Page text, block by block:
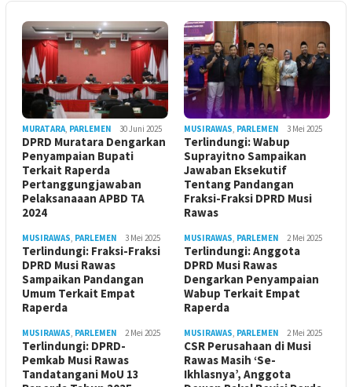
MURATARA, PARLEMEN 30 Juni 2025
DPRD Muratara Dengarkan
Penyampaian Bupati
Terkait Raperda
Pertanggungjawaban
Pelaksanaaan APBD TA
2024
MUSIRAWAS, PARLEMEN 3 Mei 2025
Terlindungi: Wabup
Suprayitno Sampaikan
Jawaban Eksekutif
Tentang Pandangan
Fraksi-Fraksi DPRD Musi
Rawas
MUSIRAWAS, PARLEMEN 3 Mei 2025
Terlindungi: Fraksi-Fraksi
DPRD Musi Rawas
Sampaikan Pandangan
Umum Terkait Empat
Raperda
MUSIRAWAS, PARLEMEN 2 Mei 2025
Terlindungi: Anggota
DPRD Musi Rawas
Dengarkan Penyampaian
Wabup Terkait Empat
Raperda
MUSIRAWAS, PARLEMEN 2 Mei 2025
Terlindungi: DPRD-
Pemkab Musi Rawas
Tandatangani MoU 13
MUSIRAWAS, PARLEMEN 2 Mei 2025
CSR Perusahaan di Musi
Rawas Masih ‘Se-
Ikhlasnya’, Anggota